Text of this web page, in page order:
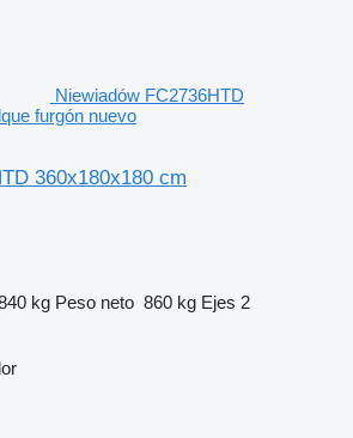
Niewiadów FC2736HTD
furgón nuevo
360x180x180 cm
kg Peso neto 860 kg Ejes 2